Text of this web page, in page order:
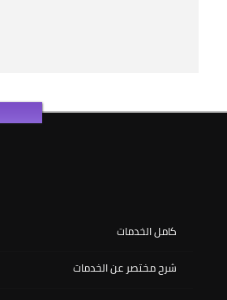
كامل الخدمات
شرح مختصر عن الخدمات